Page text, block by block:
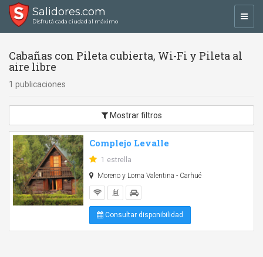
Salidores.com
Disfrutá cada ciudad al máximo
Cabañas con Pileta cubierta, Wi-Fi y Pileta al
aire libre
1 publicaciones
Mostrar filtros
Complejo Levalle
1 estrella
Moreno y Loma Valentina - Carhué
Consultar disponibilidad